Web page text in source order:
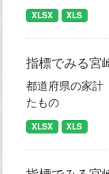
XLSX XLS
指標でみる宮
都道府県の家計
たもの
XLSX XLS